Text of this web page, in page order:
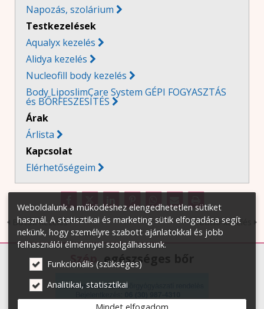
Napozás, szolárium 
Testkezelések
Aqualyx kezelés
Alidya kezelés
Nucleofill body kezelés
Body LiposlimCare System GÉPI FOGYASZTÁS
és BŐRFESZESÍTÉS
Árak
Árlista
Kapcsolat
Elérhetőségeim 
Botox kezelés Profhilo kezelés
Szép, egészséges bőr
Weboldalunk a működéshez elengedhetetlen sütiket
használ. A statisztikai és marketing sütik elfogadása segít
nekünk, hogy személyre szabott ajánlatokkal és jobb
felhasználói élménnyel szolgálhassunk.
Funkcionális (szükséges)
Analitikai, statisztikai
Mindet elfogadom